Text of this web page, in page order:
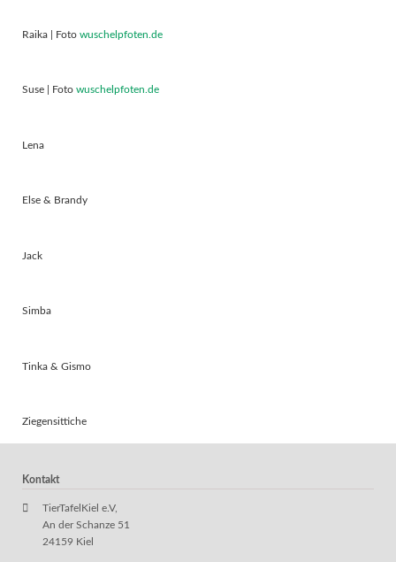
Raika | Foto wuschelpfoten.de
Suse | Foto wuschelpfoten.de
Lena
Else & Brandy
Jack
Simba
Tinka & Gismo
Ziegensittiche
Kontakt
TierTafelKiel e.V,
An der Schanze 51
24159 Kiel